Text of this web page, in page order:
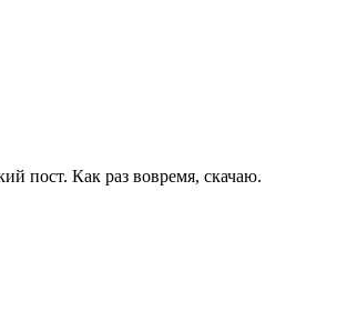
пост. Как раз вовремя, скачаю.